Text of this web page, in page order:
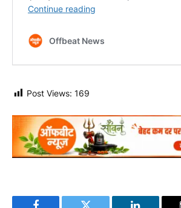
Post Views: 169